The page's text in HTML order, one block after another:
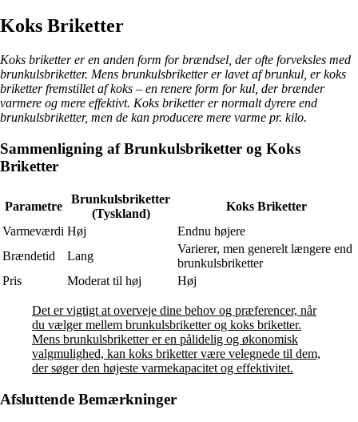
Koks Briketter
Koks briketter er en anden form for brændsel, der ofte forveksles med
brunkulsbriketter. Mens brunkulsbriketter er lavet af brunkul, er koks
briketter fremstillet af koks – en renere form for kul, der brænder
varmere og mere effektivt. Koks briketter er normalt dyrere end
brunkulsbriketter, men de kan producere mere varme pr. kilo.
Sammenligning af Brunkulsbriketter og Koks
Briketter
Parametre
Brunkulsbriketter
(Tyskland)
Koks Briketter
Varmeværdi Høj
Endnu højere
Brændetid
Lang
Varierer, men generelt længere end
brunkulsbriketter
Pris
Moderat til høj Høj
Det er vigtigt at overveje dine behov og præferencer, når
du vælger mellem brunkulsbriketter og koks briketter.
Mens brunkulsbriketter er en pålidelig og økonomisk
valgmulighed, kan koks briketter være velegnede til dem,
der søger den højeste varmekapacitet og effektivitet.
Afsluttende Bemærkninger